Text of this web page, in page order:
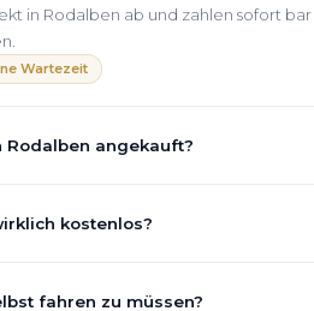
in Rodalben ab und zahlen sofort bar
Wartezeit
angekauft?
Fahrzeugs fließt transparent in unsere
Faire Bewertung
kostenlos?
und die aktuelle Marktlage. So
fahren zu müssen?